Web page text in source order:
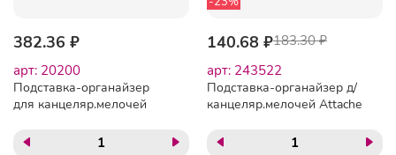
382.36 ₽
арт: 20200
Подставка-органайзер
для канцеляр.мелочей
140.68 ₽183.30 ₽
арт: 243522
Подставка-органайзер д/
канцеляр.мелочей Attache
ОР52АЕ